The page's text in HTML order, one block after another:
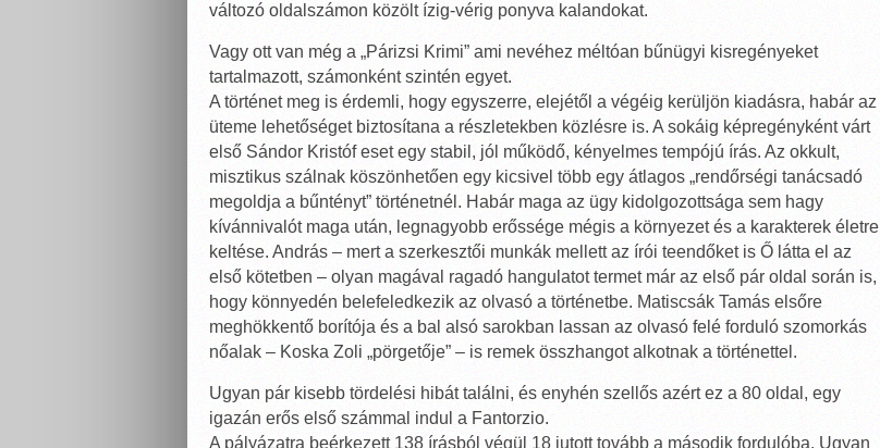
változó oldalszámon közölt ízig-vérig ponyva kalandokat.
Vagy ott van még a „Párizsi Krimi” ami nevéhez méltóan bűnügyi kisregényeket
tartalmazott, számonként szintén egyet.
A történet meg is érdemli, hogy egyszerre, elejétől a végéig kerüljön kiadásra, habár az
üteme lehetőséget biztosítana a részletekben közlésre is. A sokáig képregényként várt
első Sándor Kristóf eset egy stabil, jól működő, kényelmes tempójú írás. Az okkult,
misztikus szálnak köszönhetően egy kicsivel több egy átlagos „rendőrségi tanácsadó
megoldja a bűntényt” történetnél. Habár maga az ügy kidolgozottsága sem hagy
kívánnivalót maga után, legnagyobb erőssége mégis a környezet és a karakterek életre
keltése. András – mert a szerkesztői munkák mellett az írói teendőket is Ő látta el az
első kötetben – olyan magával ragadó hangulatot termet már az első pár oldal során is,
hogy könnyedén belefeledkezik az olvasó a történetbe. Matiscsák Tamás elsőre
meghökkentő borítója és a bal alsó sarokban lassan az olvasó felé forduló szomorkás
nőalak – Koska Zoli „pörgetője” – is remek összhangot alkotnak a történettel.
Ugyan pár kisebb tördelési hibát találni, és enyhén szellős azért ez a 80 oldal, egy
igazán erős első számmal indul a Fantorzio.
A pályázatra beérkezett 138 írásból végül 18 jutott tovább a második fordulóba. Ugyan